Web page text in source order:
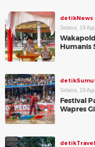
detikNews
Selasa, 19
Humanis
Selasa, 19
Festival
Wapres
detikTravel